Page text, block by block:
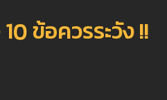
ข้อควรระวัง !!